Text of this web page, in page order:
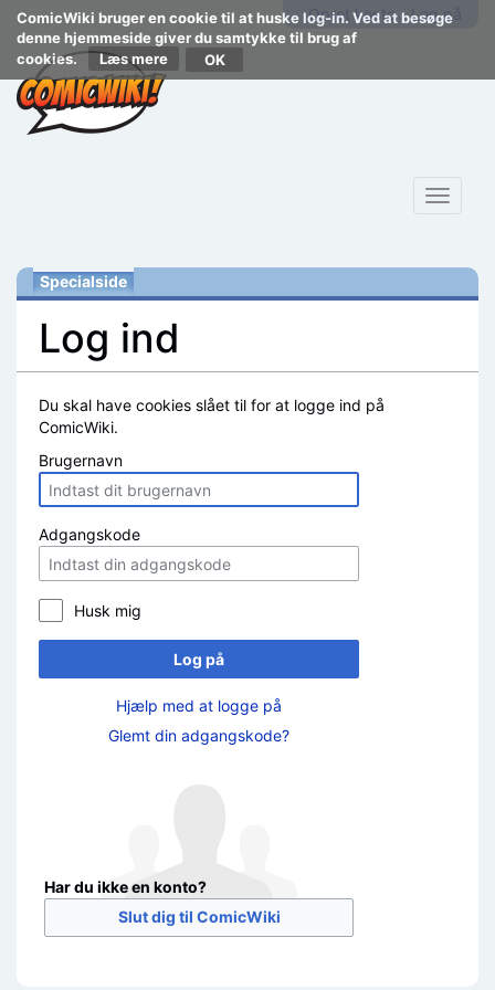
ComicWiki bruger en cookie til at huske log-in. Ved at besøge
denne hjemmeside giver du samtykke til brug af
cookies.
Læs mere
Opret konto Log på
Toggle
Specialside
Log ind
Du skal have cookies slået til for at logge ind på
ComicWiki.
Brugernavn
Adgangskode
Husk mig
Log på
Hjælp med at logge på
Glemt din adgangskode?
Har du ikke en konto?
Slut dig til ComicWiki